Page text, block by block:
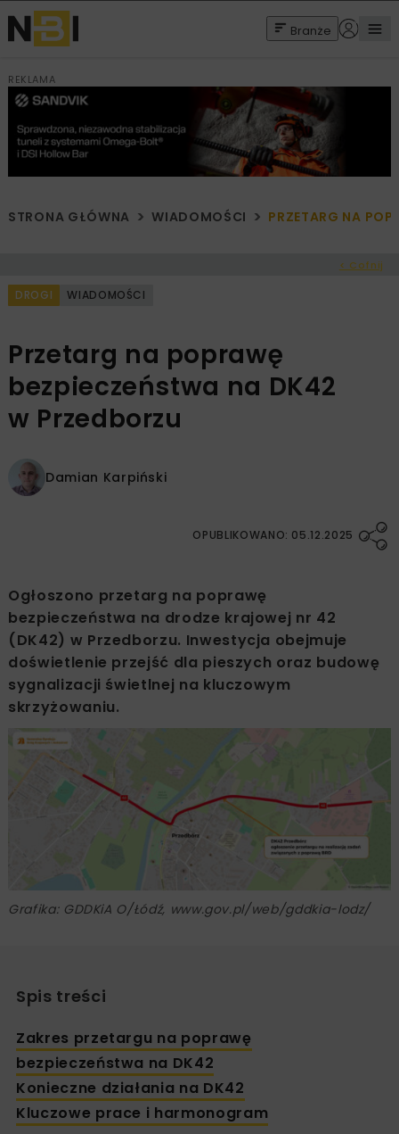
Branże
REKLAMA
STRONA GŁÓWNA WIADOMOŚCI PRZETARG NA
< Cofnij
DROGI WIADOMOŚCI
Przetarg na poprawę
bezpieczeństwa na DK42
w Przedborzu
Damian Karpiński
OPUBLIKOWANO: 05.12.2025
Ogłoszono przetarg na poprawę
bezpieczeństwa na drodze krajowej nr 42
(DK42) w Przedborzu. Inwestycja obejmuje
doświetlenie przejść dla pieszych oraz budowę
sygnalizacji świetlnej na kluczowym
skrzyżowaniu.
Grafika: GDDKiA O/Łódź, www.gov.pl/web/gddkia-lodz/
Spis treści
Zakres przetargu na poprawę
bezpieczeństwa na DK42
Konieczne działania na DK42
Kluczowe prace i harmonogram